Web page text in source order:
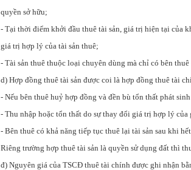
quyền sở hữu;
- Tại thời điểm khởi đầu thuê tài sản, giá trị hiện tại của
giá trị hợp lý của tài sản thuê;
- Tài sản thuê thuộc loại chuyên dùng mà chỉ có bên
d) Hợp đồng thuê tài sản được coi là hợp đồng thuê tài
- Nếu bên thuê huỷ hợp đồng và đền bù tổn thất phát
- Thu nhập hoặc tổn thất do sự thay đổi giá trị hợp lý
- Bên thuê có khả năng tiếp tục thuê lại tài sản sau khi
Riêng trường hợp thuê tài sản là quyền sử dụng đất thì
đ) Nguyên giá của TSCĐ thuê tài chính được ghi nhận